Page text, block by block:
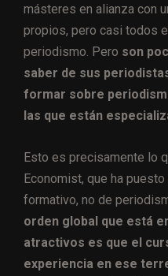
másteres en alianza con
propios, pero casi todos
periodismo. Pero son
saber de sus
formar sobre
las que están
Esto es precisamente lo
Economist, que ha
formativo, no de
orden global que está
atractivos es que el
experiencia en ese